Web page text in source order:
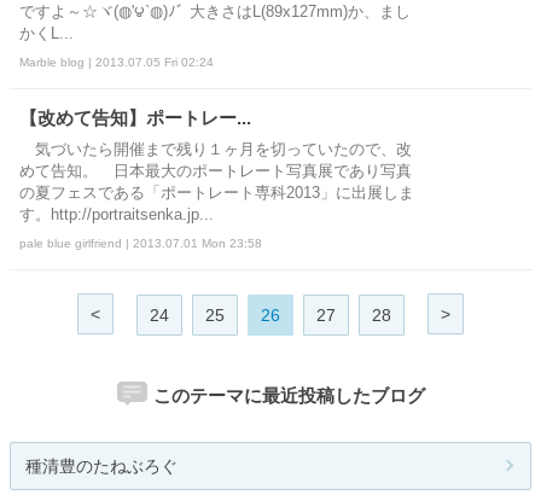
ですよ～☆ヾ(◍'౪`◍)ﾉﾞ 大きさはL(89x127mm)か、まし
かくL...
Marble blog | 2013.07.05 Fri 02:24
【改めて告知】ポートレー...
気づいたら開催まで残り１ヶ月を切っていたので、改
めて告知。 日本最大のポートレート写真展であり写真
の夏フェスである「ポートレート専科2013」に出展しま
す。http://portraitsenka.jp...
pale blue girlfriend | 2013.07.01 Mon 23:58
< 24 25 26 27 28 >
このテーマに最近投稿したブログ
種清豊のたねぶろぐ